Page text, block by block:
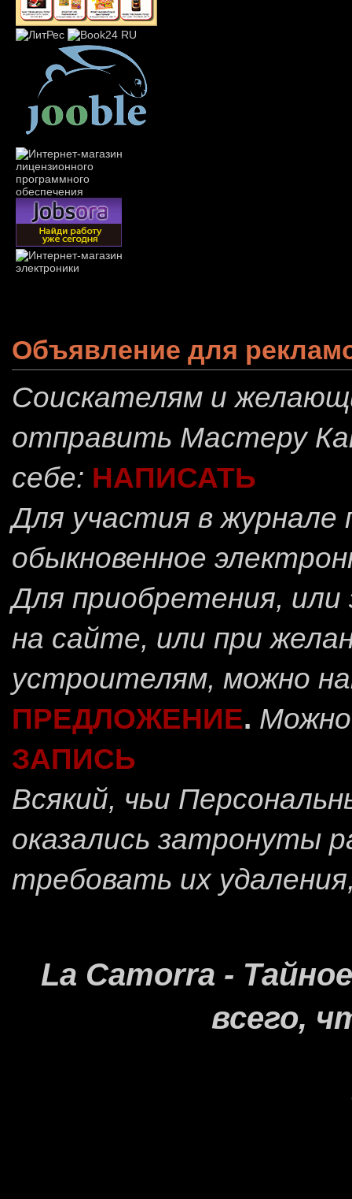
Объявление для
Соискателям и
отправить Мастеру
себе: НАПИСАТЬ
Для участия в
обыкновенное
Для приобретения, или
на сайте, или при
устроителям, можно
ПРЕДЛОЖЕНИЕ.
ЗАПИСЬ
Всякий, чьи
оказались затронуты
требовать их
La Camorra -
всего,